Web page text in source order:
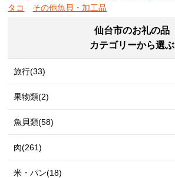
タコ
その他魚貝・加工品
仙台市のお礼の品
カテゴリーから選ぶ
旅行(33)
果物類(2)
魚貝類(58)
肉(261)
米・パン(18)